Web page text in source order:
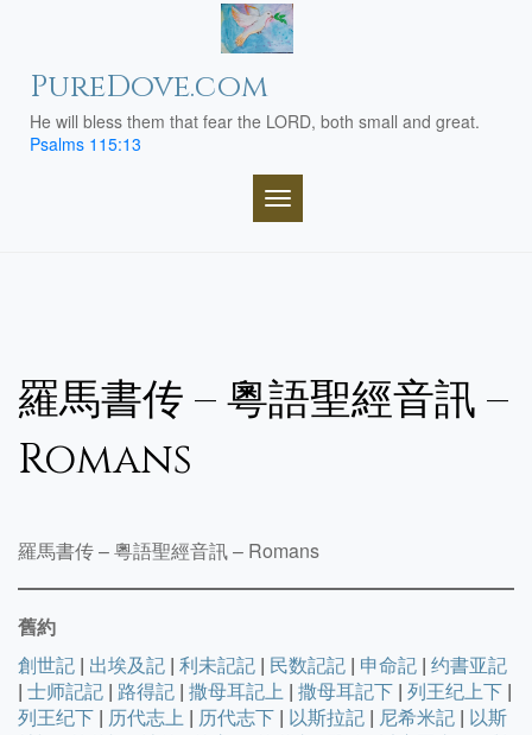
PureDove.com
He will bless them that fear the LORD, both small and great.
Psalms 115:13
TOGGLE NAVIGATION
羅馬書传 – 粵語聖經音訊 –
Romans
羅馬書传 – 粵語聖經音訊 – Romans
舊約
創世記 | 出埃及記 | 利未記記 | 民数記記 | 申命記 | 约書亚記
| 士师記記 | 路得記 | 撒母耳記上 | 撒母耳記下 | 列王纪上下 |
列王纪下 | 历代志上 | 历代志下 | 以斯拉記 | 尼希米記 | 以斯